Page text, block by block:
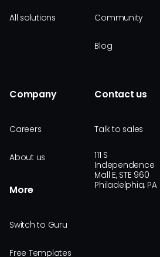
All solutions Community
Blog
Company
Careers
About us
More
Switch to Guru
Free Templates
Contact us
Talk to sales
111 S
Independence
Mall E, STE 960
Philadelphia, PA